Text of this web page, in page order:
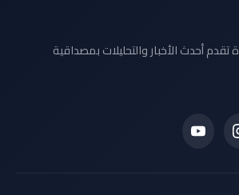
تقدم أحدث الأخبار والتحليلات بمصداقية